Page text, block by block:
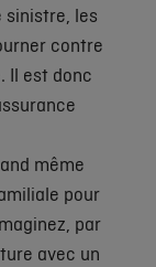
sinistre, les
contre
Il est donc
même
pour
par
avec un